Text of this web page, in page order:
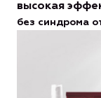
высокая
без синдрома